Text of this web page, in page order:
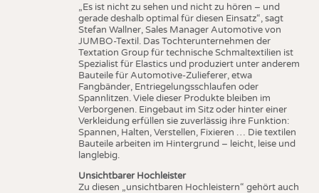
„Es ist nicht zu sehen und nicht zu hören – und
gerade deshalb optimal für diesen Einsatz“, sagt
Stefan Wallner, Sales Manager Automotive von
JUMBO-Textil. Das Tochterunternehmen der
Textation Group für technische Schmaltextilien ist
Spezialist für Elastics und produziert unter anderem
Bauteile für Automotive-Zulieferer, etwa
Fangbänder, Entriegelungsschlaufen oder
Spannlitzen. Viele dieser Produkte bleiben im
Verborgenen. Eingebaut im Sitz oder hinter einer
Verkleidung erfüllen sie zuverlässig ihre Funktion:
Spannen, Halten, Verstellen, Fixieren … Die textilen
Bauteile arbeiten im Hintergrund – leicht, leise und
langlebig.
Unsichtbarer Hochleister
Zu diesen „unsichtbaren Hochleistern“ gehört auch